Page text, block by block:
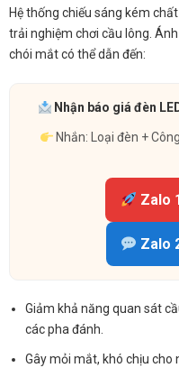
Hệ thống chiếu sáng kém
trải nghiệm chơi cầu lông.
chói mắt có thể dẫn đến:
Nhận báo giá đèn
Nhắn: Loại đèn +
Zalo
Zalo
Giảm khả năng quan sát
các pha đánh.
Gây mỏi mắt, khó chịu cho